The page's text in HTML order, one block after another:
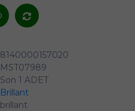
8140000157020
MST07989
Son 1 ADET
Brillant
brillant